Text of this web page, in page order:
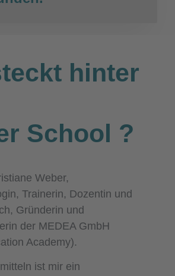
hinter
School ?
Weber,
Trainerin, Dozentin und
Gründerin und
der MEDEA GmbH
Academy).
ist mir ein